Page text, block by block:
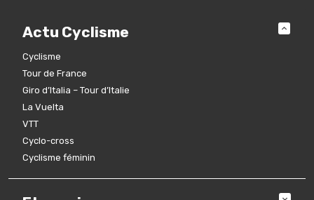
Actu Cyclisme
Cyclisme
Tour de France
Giro d’Italia – Tour d’Italie
La Vuelta
VTT
Cyclo-cross
Cyclisme féminin